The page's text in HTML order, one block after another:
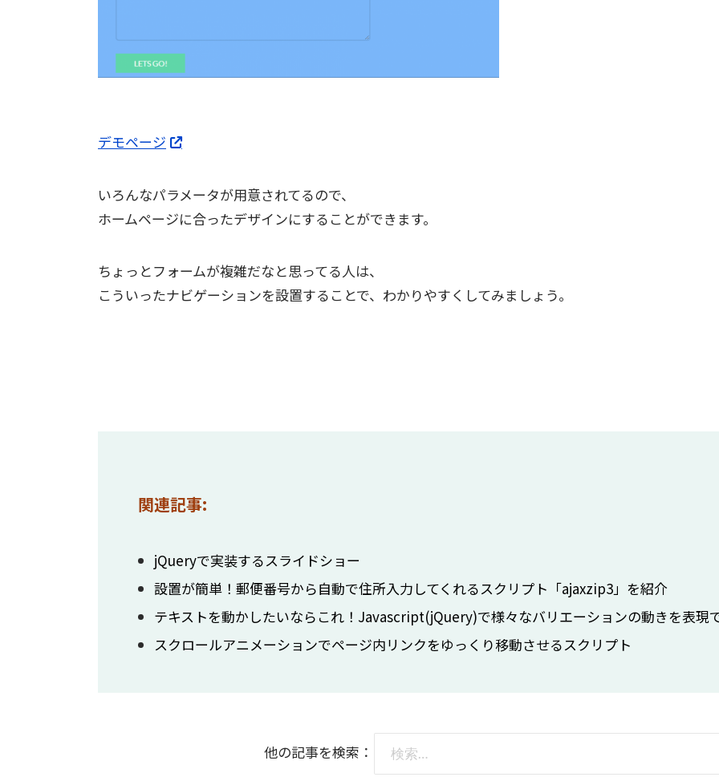
デモページ
いろんなパラメータが用意されてるので、
ホームページに合ったデザインにすることができます。
ちょっとフォームが複雑だなと思ってる人は、
こういったナビゲーションを設置することで、わかりやすくしてみましょう。
関連記事:
jQueryで実装するスライドショー
設置が簡単！郵便番号から自動で住所入力してくれるスクリプト「ajaxzip3」を紹介
テキストを動かしたいならこれ！Javascript(jQuery)で様々なバリエーションの動きを表現
スクロールアニメーションでページ内リンクをゆっくり移動させるスクリプト
他の記事を検索：